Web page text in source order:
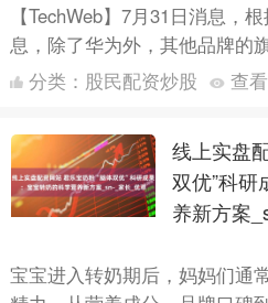
【TechWeb】7月31日消息，
息，除了华为外，其他品牌的
用1英寸主摄，Pro版旗舰大多
分类： 股民配资炒股 查看
线上实盘
双优”科
养新方案
宝宝进入转奶期后，妈妈们通